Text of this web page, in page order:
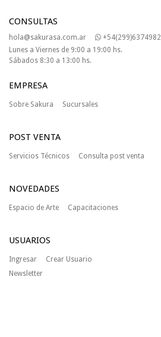
CONSULTAS
hola@sakurasa.com.ar
+54(299)6374982
Lunes a Viernes de 9:00 a 19:00 hs.
Sábados 8:30 a 13:00 hs.
EMPRESA
Sobre Sakura Sucursales
POST VENTA
Servicios Técnicos Consulta post venta
NOVEDADES
Espacio de Arte Capacitaciones
USUARIOS
Ingresar
Crear Usuario
Newsletter